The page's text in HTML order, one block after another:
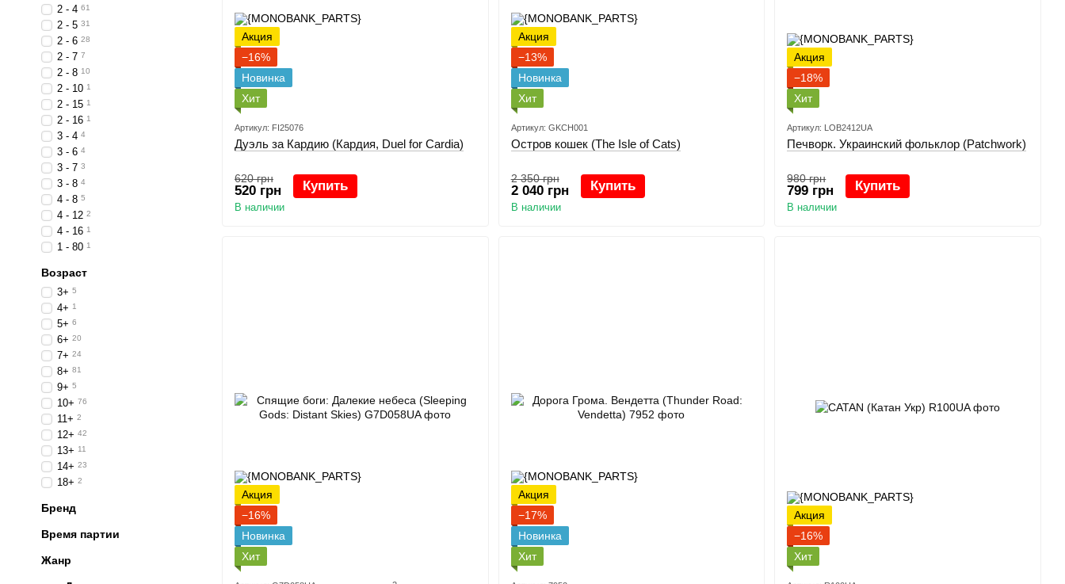
Акция
−16%
Новинка
Хит
Артикул: FI25076
Дуэль за Кардию (Кардия, Duel for Cardia)
620 грн
520 грн Купить
В наличии
Акция
−13%
Новинка
Хит
Артикул: GKCH001
Остров кошек (The Isle of Cats)
2 350 грн
2 040 грн Купить
В наличии
Акция
−18%
Хит
Артикул: LOB2412UA
Печворк. Украинский фольклор (Patchwork)
980 грн
799 грн Купить
В наличии
Акция
−16%
Новинка
Хит
Акция
−17%
Новинка
Хит
Акция
−16%
Хит
2 - 4 61
2 - 5 31
2 - 6 28
2 - 7 7
2 - 8 10
2 - 10 1
2 - 15 1
2 - 16 1
3 - 4 4
3 - 6 4
3 - 7 3
3 - 8 4
4 - 8 5
4 - 12 2
4 - 16 1
1 - 80 1
Возраст
3+ 5
4+ 1
5+ 6
6+ 20
7+ 24
8+ 81
9+ 5
10+ 76
11+ 2
12+ 42
13+ 11
14+ 23
18+ 2
Бренд
Время партии
Жанр